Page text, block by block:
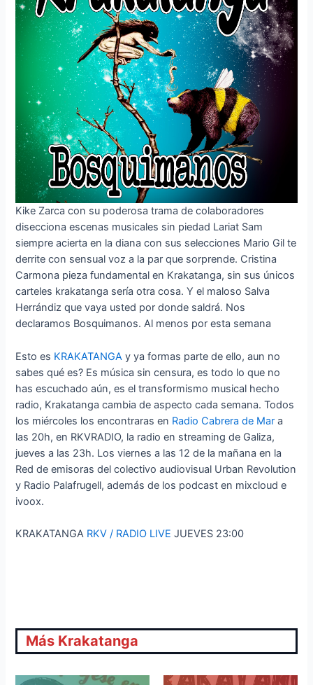
Kike Zarca con su poderosa trama de colaboradores
disecciona escenas musicales sin piedad Lariat Sam
siempre acierta en la diana con sus selecciones Mario Gil te
derrite con sensual voz a la par que sorprende. Cristina
Carmona pieza fundamental en Krakatanga, sin sus únicos
carteles krakatanga sería otra cosa. Y el maloso Salva
Herrándiz que vaya usted por donde saldrá. Nos
declaramos Bosquimanos. Al menos por esta semana
Esto es KRAKATANGA y ya formas parte de ello, aun no
sabes qué es? Es música sin censura, es todo lo que no
has escuchado aún, es el transformismo musical hecho
radio, Krakatanga cambia de aspecto cada semana. Todos
los miércoles los encontraras en Radio Cabrera de Mar a
las 20h, en RKVRADIO, la radio en streaming de Galiza,
jueves a las 23h. Los viernes a las 12 de la mañana en la
Red de emisoras del colectivo audiovisual Urban Revolution
y Radio Palafrugell, además de los podcast en mixcloud e
ivoox.
KRAKATANGA RKV / RADIO LIVEJUEVES 23:00
Más Krakatanga